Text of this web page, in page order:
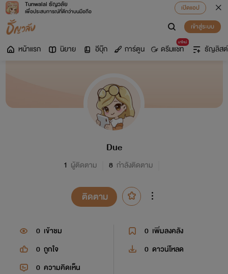
Tunwalai ธัญวลัย
เพื่อประสบการณ์ที่ดีกว่าบนมือถือ
เปิดแอป
เข้าสู่ระบบ
หน้าแรก นิยาย อีบุ๊ก การ์ตูน
มาใหม่
ดรีมแชท ธัญลิสต์
Due
1 ผู้ติดตาม 8 กำลังติดตาม
ติดตาม
0 เข้าชม 0 เพิ่มลงคลัง
0 ถูกใจ 0 ดาวน์โหลด
0 ความคิดเห็น